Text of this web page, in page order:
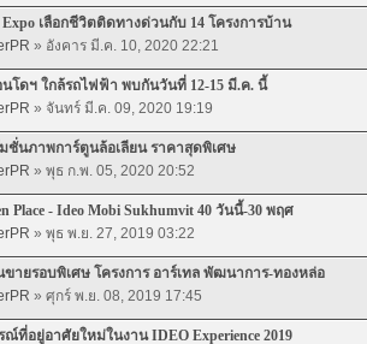
เลือกชีวิตติดทางด่วนกับ 14 โครงการบ้าน
» อังคาร มี.ค. 10, 2020 22:21
นโดฯ ใกล้รถไฟฟ้า พบกันวันที่ 12-15 มี.ค. นี้
» จันทร์ มี.ค. 09, 2020 19:19
ชั่นภาพการ์ตูนล้อเลียน ราคาสุดพิเศษ
» พุธ ก.พ. 05, 2020 20:52
Place - Ideo Mobi Sukhumvit 40 วันนี้-30 พฤศ
» พุธ พ.ย. 27, 2019 03:22
ายรอบพิเศษ โครงการ อาร์เทล พัฒนาการ-ทองหล่อ
» ศุกร์ พ.ย. 08, 2019 17:45
ที่อยู่อาศัยใหม่ในงาน IDEO Experience 2019